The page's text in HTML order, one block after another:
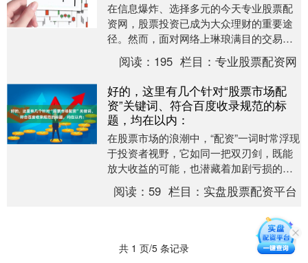
在信息爆炸、选择多元的今天专业股票配
资网，股票投资已成为大众理财的重要途
径。然而，面对网络上琳琅满目的交易渠
道，如何辨别并选择一家**正规股票交易平
台**，无疑....
阅读： 195 栏目：专业股票配资网
好的，这里有几个针对“股票市场配
资”关键词、符合百度收录规范的标
题，均在以内：
在股票市场的浪潮中，“配资”一词时常浮现
于投资者视野，它如同一把双刃剑，既能
放大收益的可能，也潜藏着加剧亏损的风
险。对于寻求资金杠杆的投资者而言，深
入理解配资的....
阅读：59 栏目： 实盘股票配资平台
共 1 页/5 条记录